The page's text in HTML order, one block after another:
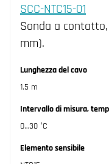
SCC-NTC15-01
Sonda a
mm).
Lunghezza del cavo
1.5 m
Intervallo di misura, temp
0…30 °C
Elemento sensibile